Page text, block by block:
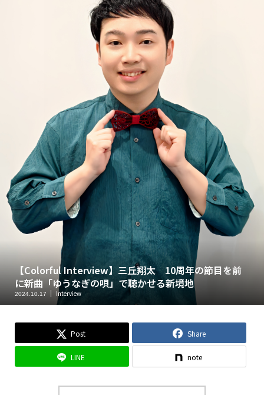
【Colorful Interview】三丘翔太 10周年の節目を前
に新曲「ゆうなぎの唄」で聴かせる新境地
2024.10.17 Interview
Post Share
LINE note